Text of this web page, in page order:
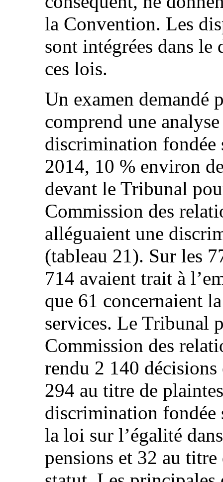
la Convention. Les
sont intégrées dans
ces lois.
Un examen demandé
comprend une
discrimination fondée
2014, 10 % environ
devant le Tribunal
Commission des
alléguaient une
(tableau 21). Sur les
714 avaient trait à
que 61 concernaient
services. Le Tribunal
Commission des
rendu 2 140
294 au titre de
discrimination fondée
la loi sur l’égalité
pensions et 32 au